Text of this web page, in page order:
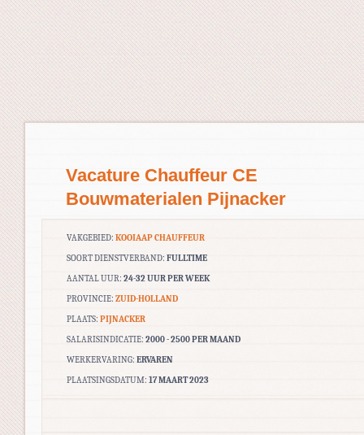
Vacature Chauffeur CE
Bouwmaterialen Pijnacker
VAKGEBIED: KOOIAAP CHAUFFEUR
SOORT DIENSTVERBAND: FULLTIME
AANTAL UUR: 24-32 UUR PER WEEK
PROVINCIE: ZUID-HOLLAND
PLAATS: PIJNACKER
SALARISINDICATIE: 2000 - 2500 PER MAAND
WERKERVARING: ERVAREN
PLAATSINGSDATUM: 17 MAART 2023